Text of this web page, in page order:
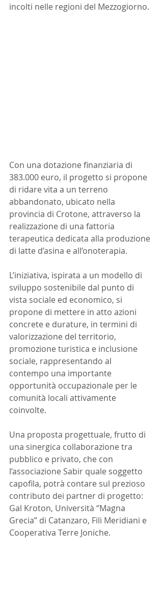
incolti nelle regioni del Mezzogiorno.
Con una dotazione finanziaria di
383.000 euro, il progetto si propone
di ridare vita a un terreno
abbandonato, ubicato nella
provincia di Crotone, attraverso la
realizzazione di una fattoria
terapeutica dedicata alla produzione
di latte d’asina e all’onoterapia.
L’iniziativa, ispirata a un modello di
sviluppo sostenibile dal punto di
vista sociale ed economico, si
propone di mettere in atto azioni
concrete e durature, in termini di
valorizzazione del territorio,
promozione turistica e inclusione
sociale, rappresentando al
contempo una importante
opportunità occupazionale per le
comunità locali attivamente
coinvolte.
Una proposta progettuale, frutto di
una sinergica collaborazione tra
pubblico e privato, che con
l’associazione Sabir quale soggetto
capofila, potrà contare sul prezioso
contributo dei partner di progetto:
Gal Kroton, Università “Magna
Grecia” di Catanzaro, Fili Meridiani e
Cooperativa Terre Joniche.